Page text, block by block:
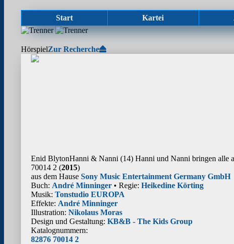
Start Kartei
HörspielZur Recherche
Enid BlytonHanni & Nanni (14) Hanni und Nanni bringen alle
70014 2 (2015)
aus dem Hause Sony Music Entertainment Germany GmbH
Buch: André Minninger• Regie: Heikedine Körting
Musik: Tonstudio EUROPA
Effekte: André Minninger
Illustration: Nikolaus Moras
Design und Gestaltung: KB&B - The Kids Group
Katalognummern:
82876 70014 2